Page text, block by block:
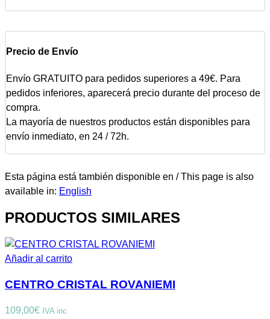
Precio de Envío
Envío GRATUITO para pedidos superiores a 49€. Para
pedidos inferiores, aparecerá precio durante del proceso de
compra.
La mayoría de nuestros productos están disponibles para
envío inmediato, en 24 / 72h.
Esta página está también disponible en / This page is also
available in: English
PRODUCTOS SIMILARES
Añadir al carrito
CENTRO CRISTAL ROVANIEMI
109,00€ IVA inc